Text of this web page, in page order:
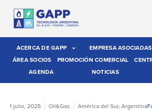
ACERCA DE GAPP EMPRESA ASOCIADAS
ÁREA SOCIOS
PROMOCIÓN COMERCIAL
AGENDA
NOTICIAS
1 julio, 2025 Oil&Gas América del Sur, Argentina